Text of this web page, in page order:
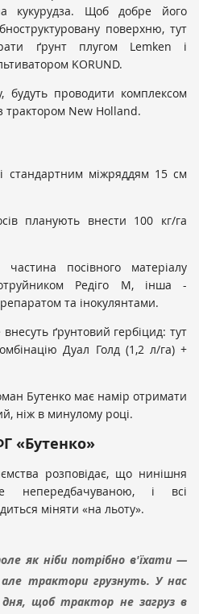
кукурудза. Щоб добре його
поверхню, тут
ґрунт плугом Lemken і
KORUND.
будуть проводити комплексом
New Holland.
стандартним міжряддям 15 см
планують внести 100 кг/га
посівного матеріалу
Редіго М, інша -
та інокулянтами.
ґрунтовий гербіцид: тут
Дуал Голд (1,2 л/га) +
Бутенко має намір отримати
ніж в минулому році.
«Бутенко»
розповідає, що нинішня
непередбачуваною, і всі
міняти «на льоту».
як ніби потрібно в'їхати —
але трактори грузнуть. У нас
щоб трактор не загруз в